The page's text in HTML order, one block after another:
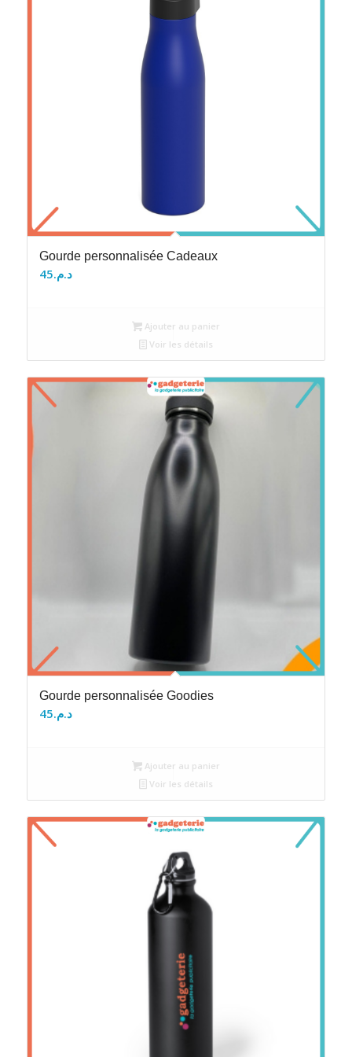
Gourde personnalisée Cadeaux
د.م.45
Ajouter au panier
Voir les détails
Gourde personnalisée Goodies
د.م.45
Ajouter au panier
Voir les détails